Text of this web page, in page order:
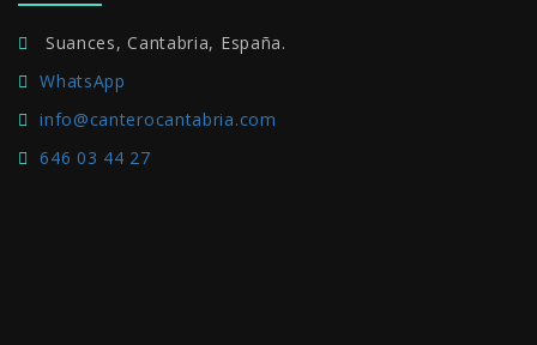
Suances, Cantabria, España.
WhatsApp
info@canterocantabria.com
646 03 44 27